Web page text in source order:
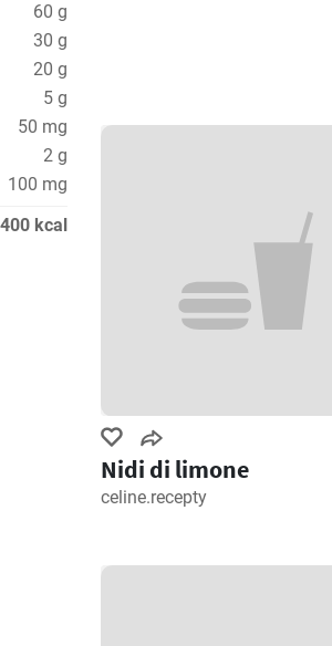
60 g
30 g
20 g
5 g
50 mg
2 g
100 mg
400 kcal
Nidi di limone
celine.recepty